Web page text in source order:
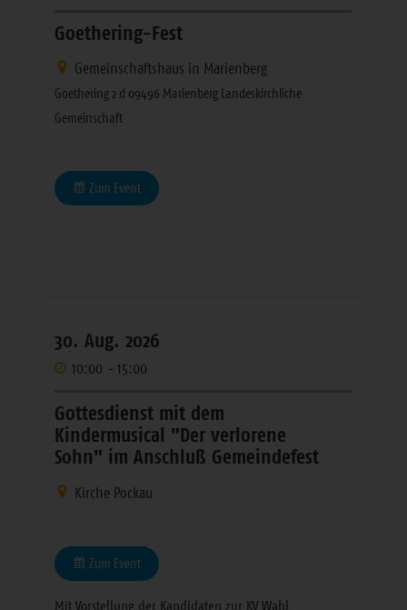
Goethering-Fest
Gemeinschaftshaus in Marienberg
Goethering 2 d 09496 Marienberg Landeskirchliche
Gemeinschaft
Zum Event
30. Aug. 2026
10:00 -15:00
Gottesdienst mit dem
Kindermusical "Der verlorene
Sohn" im Anschluß Gemeindefest
Kirche Pockau
Zum Event
Mit Vorstellung der Kandidaten zur KV Wahl